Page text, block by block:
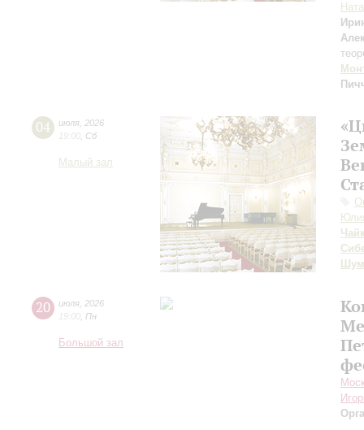
04 июля 2026
19:00 Сб
Малый зал
20 июля 2026
19:00 Пн
Большой зал